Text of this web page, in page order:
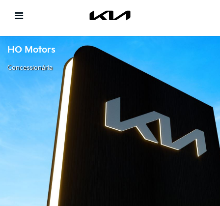
HO Motors
Concessionária